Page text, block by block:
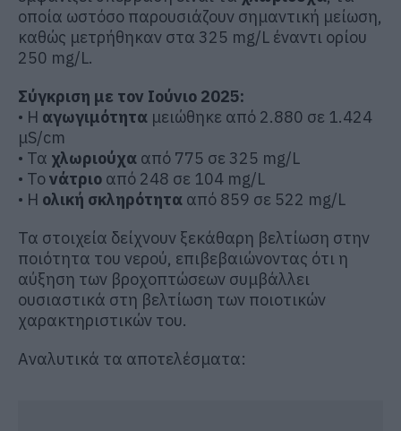
οποία ωστόσο παρουσιάζουν σημαντική μείωση,
καθώς μετρήθηκαν στα 325 mg/L έναντι ορίου
250 mg/L.
Σύγκριση με τον Ιούνιο 2025:
• Η αγωγιμότητα μειώθηκε από 2.880 σε 1.424
μS/cm
• Τα χλωριούχα από 775 σε 325 mg/L
• Τονάτριο από 248 σε 104 mg/L
• Η ολική σκληρότητα από 859 σε 522 mg/L
Τα στοιχεία δείχνουν ξεκάθαρη βελτίωση στην
ποιότητα του νερού, επιβεβαιώνοντας ότι η
αύξηση των βροχοπτώσεων συμβάλλει
ουσιαστικά στη βελτίωση των ποιοτικών
χαρακτηριστικών του.
Αναλυτικά τα αποτελέσματα: